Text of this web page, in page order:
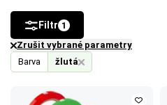
Barva žlutá
Zrušit vybrané parametry
Filtr 1